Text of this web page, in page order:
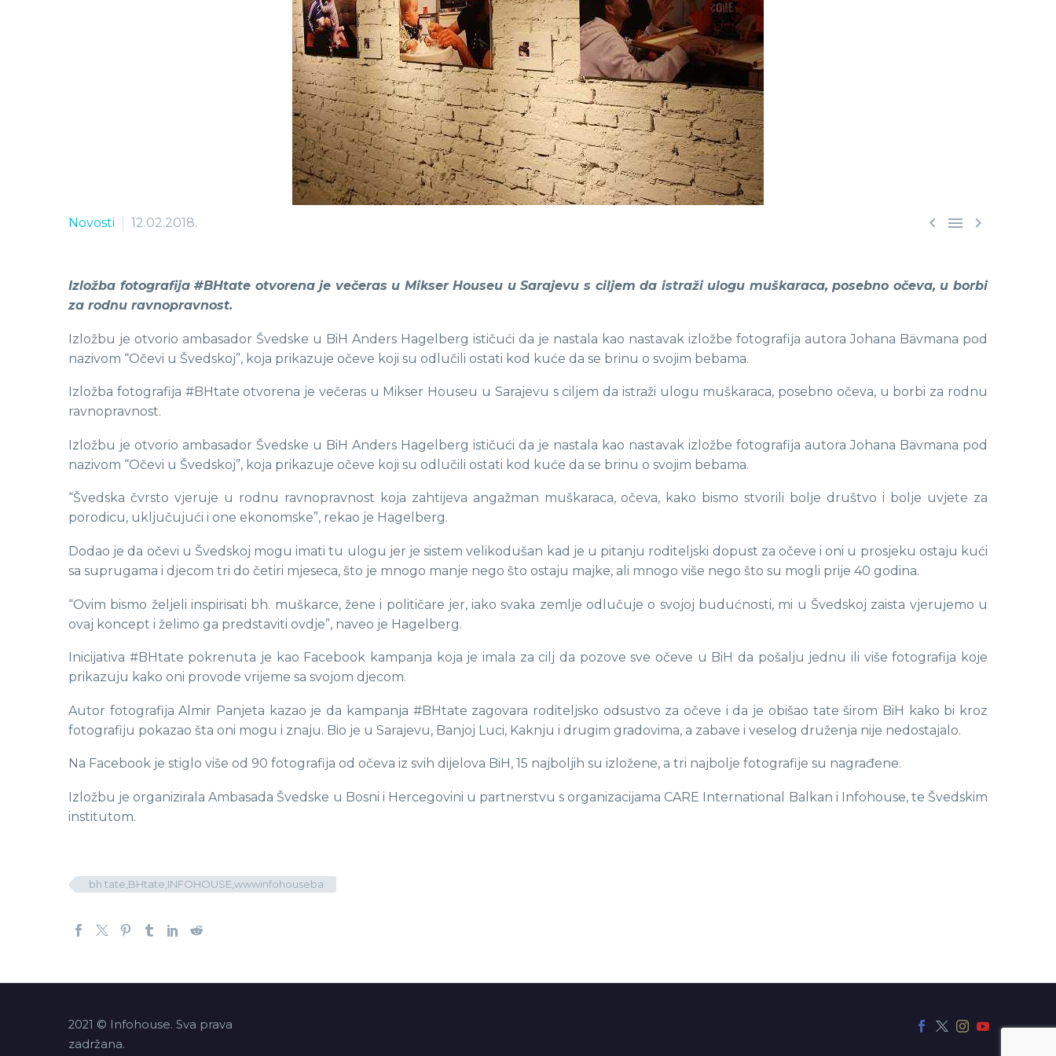
  
Novosti 12.02.2018.
Izložba fotografija #BHtate otvorena je večeras u Mikser Houseu u Sarajevu s ciljem da istraži ulogu muškaraca, posebno očeva, u borbi
za rodnu ravnopravnost.
Izložbu je otvorio ambasador Švedske u BiH Anders Hagelberg ističući da je nastala kao nastavak izložbe fotografija autora Johana Bävmana pod
nazivom “Očevi u Švedskoj”, koja prikazuje očeve koji su odlučili ostati kod kuće da se brinu o svojim bebama.
Izložba fotografija #BHtate otvorena je večeras u Mikser Houseu u Sarajevu s ciljem da istraži ulogu muškaraca, posebno očeva, u borbi za rodnu
ravnopravnost.
Izložbu je otvorio ambasador Švedske u BiH Anders Hagelberg ističući da je nastala kao nastavak izložbe fotografija autora Johana Bävmana pod
nazivom “Očevi u Švedskoj”, koja prikazuje očeve koji su odlučili ostati kod kuće da se brinu o svojim bebama.
“Švedska čvrsto vjeruje u rodnu ravnopravnost koja zahtijeva angažman muškaraca, očeva, kako bismo stvorili bolje društvo i bolje uvjete za
porodicu, uključujući i one ekonomske”, rekao je Hagelberg.
Dodao je da očevi u Švedskoj mogu imati tu ulogu jer je sistem velikodušan kad je u pitanju roditeljski dopust za očeve i oni u prosjeku ostaju kući
sa suprugama i djecom tri do četiri mjeseca, što je mnogo manje nego što ostaju majke, ali mnogo više nego što su mogli prije 40 godina.
“Ovim bismo željeli inspirisati bh. muškarce, žene i političare jer, iako svaka zemlje odlučuje o svojoj budućnosti, mi u Švedskoj zaista vjerujemo u
ovaj koncept i želimo ga predstaviti ovdje”, naveo je Hagelberg.
Inicijativa #BHtate pokrenuta je kao Facebook kampanja koja je imala za cilj da pozove sve očeve u BiH da pošalju jednu ili više fotografija koje
prikazuju kako oni provode vrijeme sa svojom djecom.
Autor fotografija Almir Panjeta kazao je da kampanja #BHtate zagovara roditeljsko odsustvo za očeve i da je obišao tate širom BiH kako bi kroz
fotografiju pokazao šta oni mogu i znaju. Bio je u Sarajevu, Banjoj Luci, Kaknju i drugim gradovima, a zabave i veselog druženja nije nedostajalo.
Na Facebook je stiglo više od 90 fotografija od očeva iz svih dijelova BiH, 15 najboljih su izložene, a tri najbolje fotografije su nagrađene.
Izložbu je organizirala Ambasada Švedske u Bosni i Hercegovini u partnerstvu s organizacijama CARE International Balkan i Infohouse, te Švedskim
institutom.
bh tate,BHtate,INFOHOUSE,wwwinfohouseba
2021 © Infohouse. Sva prava
zadržana.